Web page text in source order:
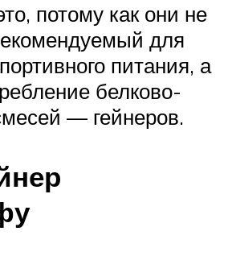
потому как они не
для
питания, а
белково-
— гейнеров.